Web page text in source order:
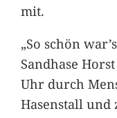
mit.
„So schön
Sandhase
Uhr durch
Hasenstall und